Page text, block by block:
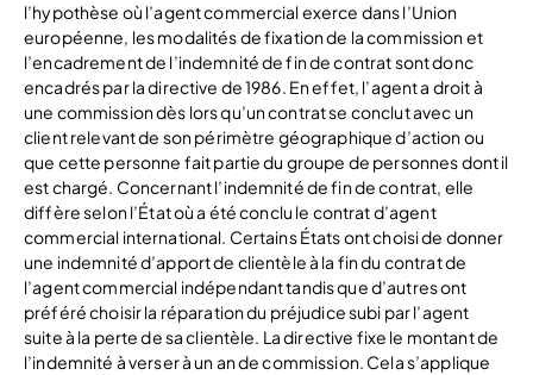
l’hypothèse où l’agent commercial exerce dans l’Union
européenne, les modalités de fixation de la commission et
l’encadrement de l’indemnité de fin de contrat sont donc
encadrés par la directive de 1986. En effet, l’agent a droit à
une commission dès lors qu’un contrat se conclut avec un
client relevant de son périmètre géographique d’action ou
que cette personne fait partie du groupe de personnes dont il
est chargé. Concernant l’indemnité de fin de contrat, elle
diffère selon l’État où a été conclu le contrat d’agent
commercial international. Certains États ont choisi de donner
une indemnité d’apport de clientèle à la fin du contrat de
l’agent commercial indépendant tandis que d’autres ont
préféré choisir la réparation du préjudice subi par l’agent
suite à la perte de sa clientèle. La directive fixe le montant de
l’indemnité à verser à un an de commission. Cela s’applique